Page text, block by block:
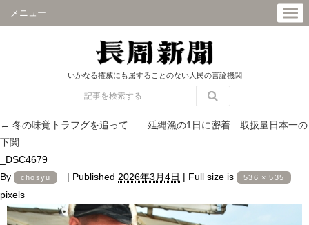
メニュー
いかなる権威にも屈することのない人民の言論機関
← 冬の味覚トラフグを追って――延縄漁の1日に密着 取扱量日本一の
下関
_DSC4679
By
chosyu | Published 2026年3月4日 | Full size is 536 × 535
pixels